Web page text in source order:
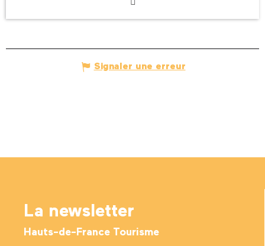
Signaler une erreur
La newsletter
Hauts-de-France Tourisme